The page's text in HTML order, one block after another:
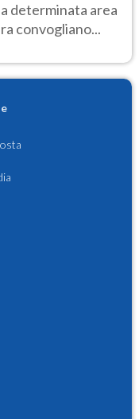
determinata area
convogliano...